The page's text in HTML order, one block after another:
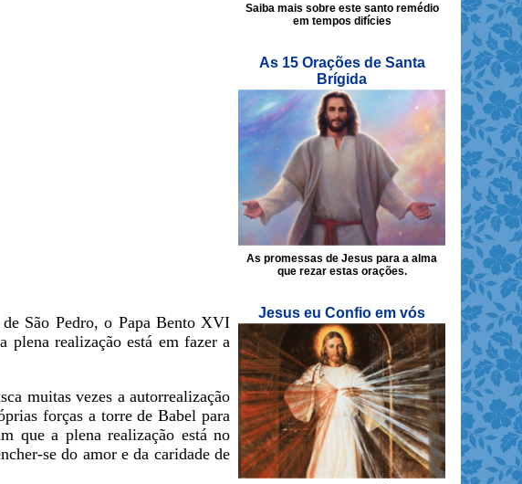
São Pedro, o Papa Bento XVI
plena realização está em fazer a
muitas vezes a autorrealização
forças a torre de Babel para
que a plena realização está no
se do amor e da caridade de
Saiba mais sobre este santo remédio
em tempos difícies
As 15 Orações de Santa
Brígida
As promessas de Jesus para a alma
que rezar estas orações.
Jesus eu Confio em vós